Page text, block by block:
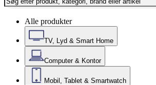
Alle produkter
TV, Lyd & Smart Home
Computer & Kontor
Mobil, Tablet & Smartwatch